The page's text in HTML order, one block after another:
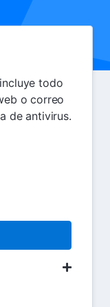
todo
o correo
de antivirus.